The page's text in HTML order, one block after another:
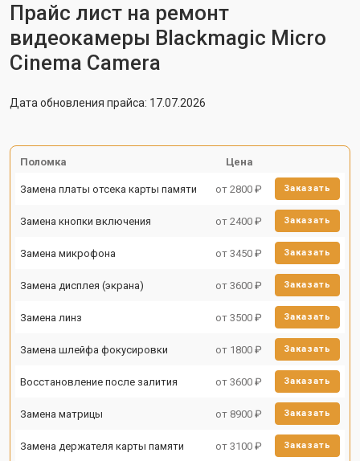
Прайс лист на ремонт
видеокамеры Blackmagic Micro
Cinema Camera
Дата обновления прайса: 17.07.2026
Поломка Цена
Замена платы отсека карты памяти от 2800 ₽ Заказать
Замена кнопки включения от 2400 ₽ Заказать
Замена микрофона от 3450 ₽ Заказать
Замена дисплея (экрана) от 3600 ₽ Заказать
Замена линз от 3500 ₽ Заказать
Замена шлейфа фокусировки от 1800 ₽ Заказать
Восстановление после залития от 3600 ₽ Заказать
Замена матрицы от 8900 ₽ Заказать
Замена держателя карты памяти от 3100 ₽ Заказать